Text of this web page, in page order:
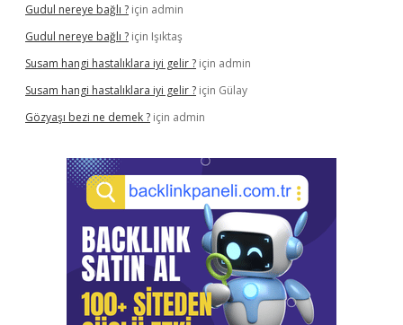
Gudul nereye bağlı ? için admin
Gudul nereye bağlı ? için Işıktaş
Susam hangi hastalıklara iyi gelir ? için admin
Susam hangi hastalıklara iyi gelir ? için Gülay
Gözyaşı bezi ne demek ? için admin